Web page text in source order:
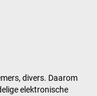
divers. Daarom
elektronische